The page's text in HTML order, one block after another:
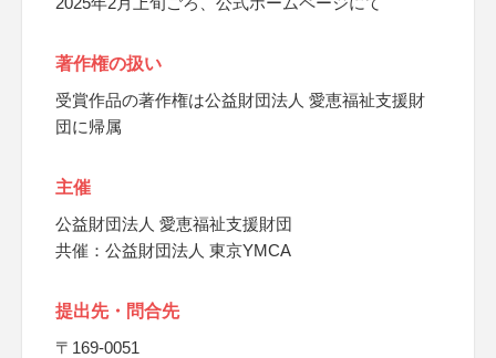
著作権の扱い
受賞作品の著作権は公益財団法人 愛恵福祉支援財
団に帰属
主催
公益財団法人 愛恵福祉支援財団
共催：公益財団法人 東京YMCA
提出先・問合先
〒169-0051